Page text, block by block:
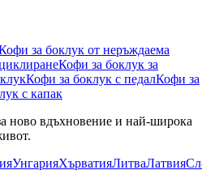
за боклук от неръждаема
Кофи за боклук за
Кофи за боклук с педалКофи за
с капак
ново вдъхновение и най-широка
УнгарияХърватияЛитваЛатвия